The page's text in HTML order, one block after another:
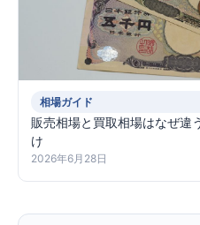
相場ガイド
販売相場と買取相場はなぜ違
け
2026年6月28日